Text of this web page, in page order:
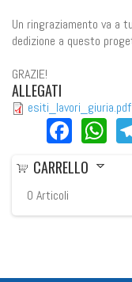
Un ringraziamento va a
dedizione a questo
GRAZIE!
ALLEGATI
esiti_lavori_giuria.pdf
CARRELLO
0 Articoli